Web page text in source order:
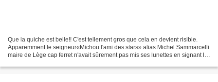
Que la quiche est belle!! C'est tellement gros que cela en devient risible.
Apparemment le seigneur«Michou l'ami des stars» alias Michel Sammarcelli
maire de Lège cap ferret n'avait sûrement pas mis ses lunettes en signant le